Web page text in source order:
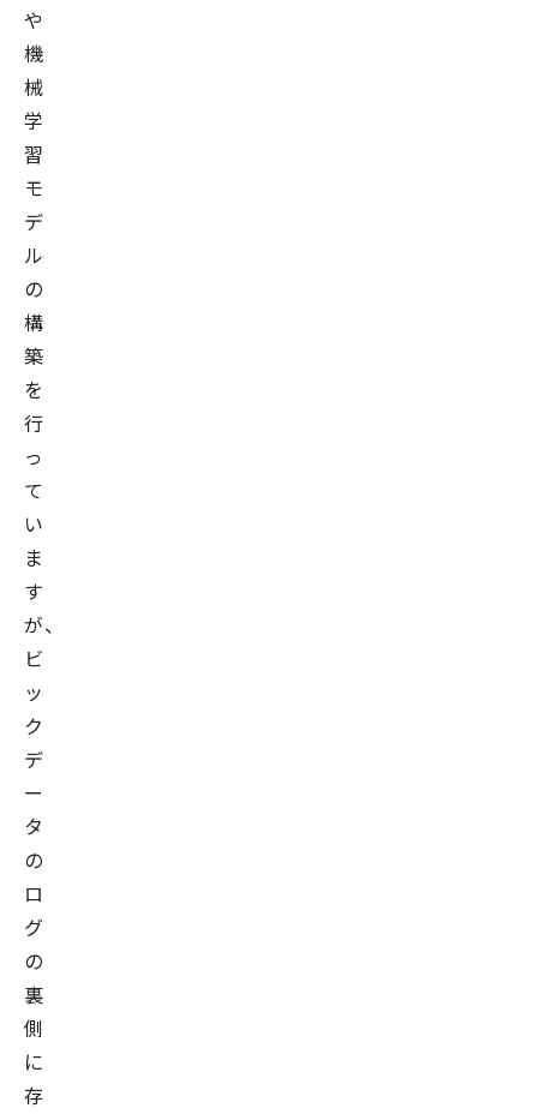
や
機
械
学
習
モ
デ
ル
の
構
築
を
行
っ
て
い
ま
す
が、
ビ
ッ
ク
デ
ー
タ
の
ロ
グ
の
裏
側
に
存